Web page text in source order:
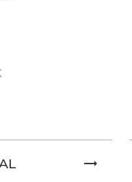
trending_flat